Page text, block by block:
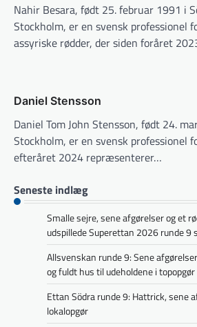
Nahir Besara, født 25. februar 1991 i
Stockholm, er en svensk professionel
assyriske rødder, der siden foråret
Daniel Stensson
Daniel Tom John Stensson, født 24.
Stockholm, er en svensk professionel
efteråret 2024 repræsenterer…
Seneste indlæg
Smalle sejre, sene afgørelser og et
udspillede Superettan 2026 runde 9
Allsvenskan runde 9: Sene
og fuldt hus til udeholdene i topopgør
Ettan Södra runde 9: Hattrick, sene
lokalopgør